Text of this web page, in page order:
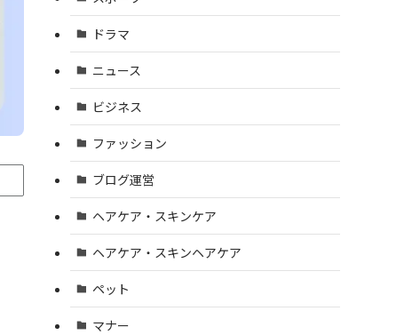
ドラマ
ニュース
ビジネス
ファッション
ブログ運営
ヘアケア・スキンケア
ヘアケア・スキンヘアケア
ペット
マナー